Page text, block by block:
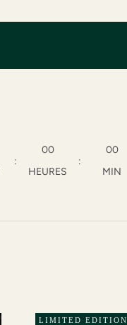
:
00
HEURES
:
00
MIN
LIMITED EDITION